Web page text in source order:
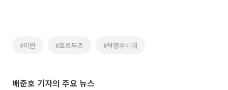
#이란 #호르무즈 #혁명수비대
배준호 기자의 주요 뉴스